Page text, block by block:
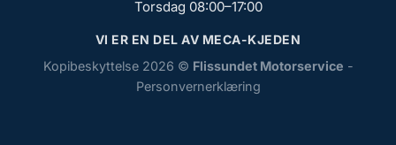
Torsdag 08:00–17:00
VI ER EN DEL AV MECA-KJEDEN
Kopibeskyttelse 2026 © Flissundet Motorservice -
Personvernerklæring